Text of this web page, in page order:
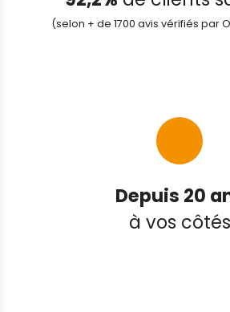
(selon + de 1700 avis vérifiés par
Depuis 20
à vos côtés